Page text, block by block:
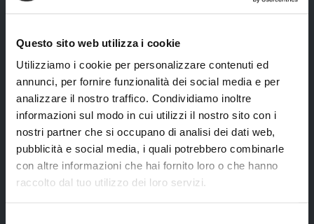
Questo sito web utilizza i cookie
Utilizziamo i cookie per personalizzare contenuti ed
annunci, per fornire funzionalità dei social media e per
analizzare il nostro traffico. Condividiamo inoltre
informazioni sul modo in cui utilizzi il nostro sito con i
nostri partner che si occupano di analisi dei dati web,
pubblicità e social media, i quali potrebbero combinarle
con altre informazioni che hai fornito loro o che hanno
raccolto dal tuo utilizzo dei loro servizi.
condivisivi con
navetta shuttle
per/da
l’aeroporto di
Ayers Rock con
autista parlante
inglese;
escursione intera
giornata
Pinnacles Tour
con guida privata
escursione intera
(durata 6 ore);
escursione Uluru
al tramonto con
audio-guida in
italiano (durata 5
ore);